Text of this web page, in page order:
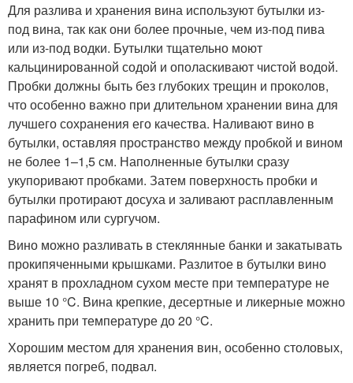
Для разлива и хранения вина используют бутылки из-
под вина, так как они более прочные, чем из-под пива
или из-под водки. Бутылки тщательно моют
кальцинированной содой и ополаскивают чистой водой.
Пробки должны быть без глубоких трещин и проколов,
что особенно важно при длительном хранении вина для
лучшего сохранения его качества. Наливают вино в
бутылки, оставляя пространство между пробкой и вином
не более 1–1,5 см. Наполненные бутылки сразу
укупоривают пробками. Затем поверхность пробки и
бутылки протирают досуха и заливают расплавленным
парафином или сургучом.
Вино можно разливать в стеклянные банки и закатывать
прокипяченными крышками. Разлитое в бутылки вино
хранят в прохладном сухом месте при температуре не
выше 10 °C. Вина крепкие, десертные и ликерные можно
хранить при температуре до 20 °C.
Хорошим местом для хранения вин, особенно столовых,
является погреб, подвал.